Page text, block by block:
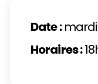
Date :mardi
Horaires :